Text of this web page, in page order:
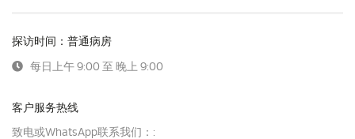
探访时间：普通病房
每日上午 9:00 至 晚上 9:00
客户服务热线
致电或WhatsApp联系我们：: